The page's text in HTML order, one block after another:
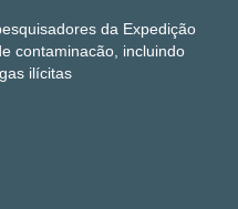
da Expedição
contaminacão, incluindo
ilícitas